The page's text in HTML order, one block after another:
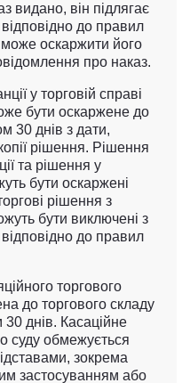
видано, він підлягає
до правил
може оскаржити його
про наказ.
у торговій справі
бути оскаржене до
30 днів з дати,
рішення. Рішення
та рішення у
бути оскаржені
рішення з
бути виключені з
до правил
торгового
до торгового складу
днів. Касаційне
суду обмежується
зокрема
застосуванням або